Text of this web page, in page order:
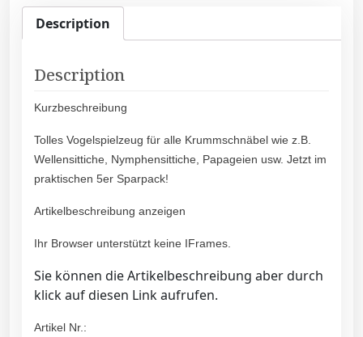
Description
Description
Kurzbeschreibung
Tolles Vogelspielzeug für alle Krummschnäbel wie z.B.
Wellensittiche, Nymphensittiche, Papageien usw. Jetzt im
praktischen 5er Sparpack!
Artikelbeschreibung anzeigen
Ihr Browser unterstützt keine IFrames.
Sie können die Artikelbeschreibung aber durch
klick auf diesen Link aufrufen.
Artikel Nr.: